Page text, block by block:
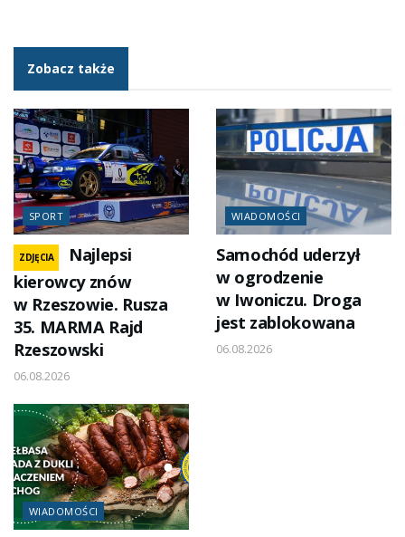
Zobacz także
SPORT
ZDJĘCIA
Najlepsi
kierowcy znów
w Rzeszowie. Rusza
35. MARMA Rajd
Rzeszowski
06.08.2026
WIADOMOŚCI
Samochód uderzył
w ogrodzenie
w Iwoniczu. Droga
jest zablokowana
06.08.2026
WIADOMOŚCI